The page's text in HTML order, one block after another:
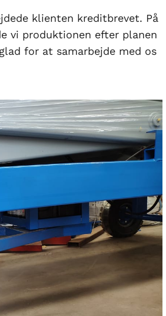
klienten kreditbrevet. På
vi produktionen efter planen
for at samarbejde med os